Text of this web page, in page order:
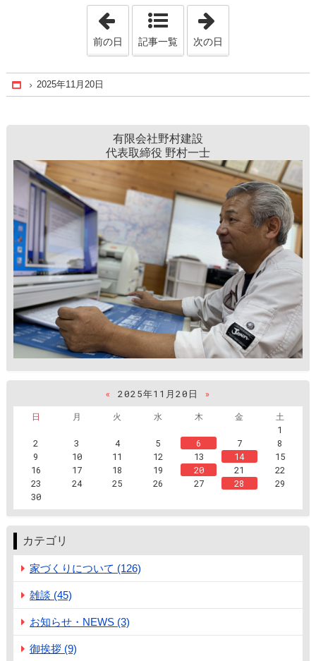
「2025年11月14日」
前の日 記事一覧 次の日
Home
2025年11月20日
有限会社野村建設
代表取締役 野村一士
« 2025年11月20日
»
日
月 火 水 木 金
土
1
2
3 4 5 6 7
8
9
10 11 12 13 14
15
16
17 18 19 20 21
22
23
24 25 26 27 28
29
30
カテゴリ
家づくりについて (126)
雑談 (45)
お知らせ・NEWS (3)
御挨拶 (9)